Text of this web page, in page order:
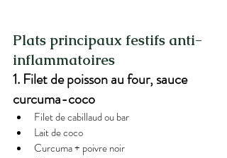
Plats principaux festifs anti-
inflammatoires
1. Filet de poisson au four, sauce
curcuma-coco
Filet de cabillaud ou bar
Lait de coco
Curcuma + poivre noir